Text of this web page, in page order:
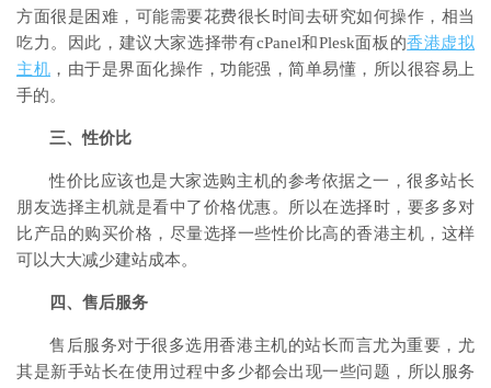
方面很是困难，可能需要花费很长时间去研究如何操作，相当
吃力。因此，建议大家选择带有cPanel和Plesk面板的香港虚拟
主机 ，由于是界面化操作，功能强，简单易懂，所以很容易上
手的。
三、性价比
性价比应该也是大家选购主机的参考依据之一，很多站长
朋友选择主机就是看中了价格优惠。所以在选择时，要多多对
比产品的购买价格，尽量选择一些性价比高的香港主机，这样
可以大大减少建站成本。
四、售后服务
售后服务对于很多选用香港主机的站长而言尤为重要，尤
其是新手站长在使用过程中多少都会出现一些问题，所以服务